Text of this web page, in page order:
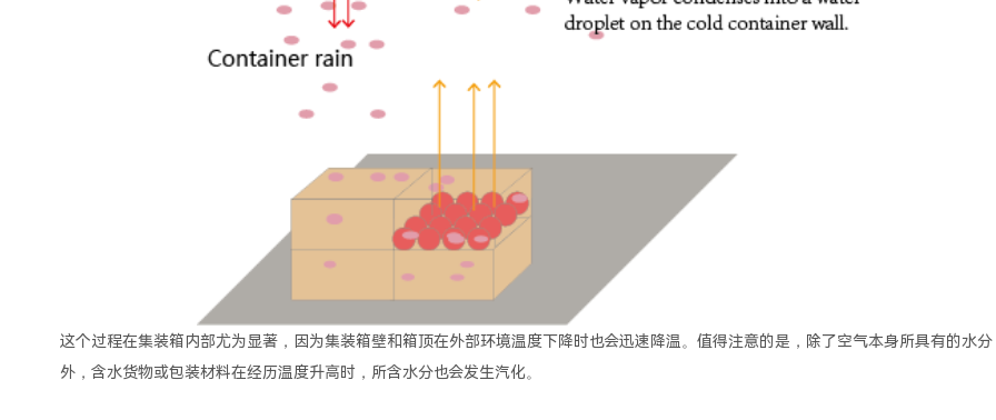
这个过程在集装箱内部尤为显著，因为集装箱壁和箱顶在外部环境温度下降时也会迅速降温。值得注意的是，除了空气本身所具有的水分
外，含水货物或包装材料在经历温度升高时，所含水分也会发生汽化。